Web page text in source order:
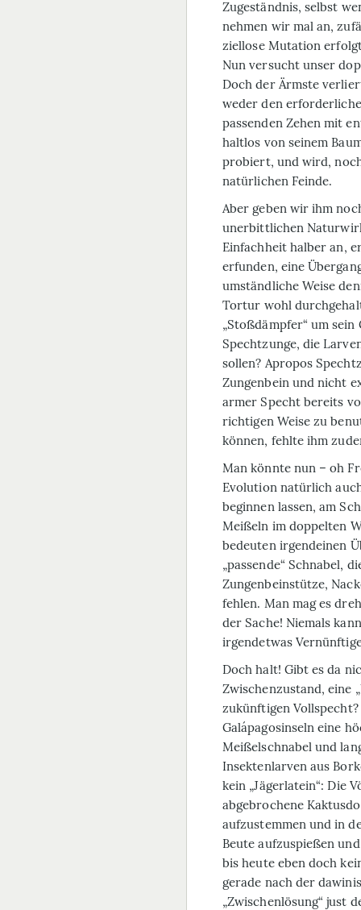
Zugeständnis, selbst
nehmen wir mal an,
ziellose Mutation
Nun versucht unser
Doch der Ärmste
weder den
passenden Zehen mit
haltlos von seinem
probiert, und wird,
natürlichen Feinde.
Aber geben wir ihm
unerbittlichen
Einfachheit halber an,
erfunden, eine
umständliche Weise
Tortur wohl
„Stoßdämpfer“ um
Spechtzunge, die
sollen? Apropos
Zungenbein und nicht
armer Specht bereits
richtigen Weise zu
können, fehlte ihm
Man könnte nun – oh
Evolution natürlich
beginnen lassen, am
Meißeln im doppelten
bedeuten irgendeinen
„passende“ Schnabel,
Zungenbeinstütze,
fehlen. Man mag es
der Sache! Niemals
irgendetwas
Doch halt! Gibt es da
Zwischenzustand, eine
zukünftigen
Galápagosinseln eine
Meißelschnabel und
Insektenlarven aus
kein „Jägerlatein“: Die
abgebrochene
aufzustemmen und in
Beute aufzuspießen
bis heute eben doch
gerade nach der
„Zwischenlösung“ just